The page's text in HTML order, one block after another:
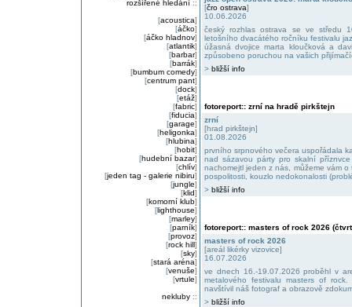
rozšířené hledání::
[acoustica]
[áčko]
[áčko hladnov]
[atlantik]
[barbar]
[barrák]
[bumbum comedy]
[centrum pant]
[dock]
[etáž]
[fabric]
[fiducia]
[garage]
[heligonka]
[hlubina]
[hobit]
[hudební bazar]
[chlív]
[jeden tag - galerie nibiru]
[jungle]
[klid]
[komorní klub]
[lighthouse]
[marley]
[parník]
[provoz]
[rock hill]
[sky]
[stará aréna]
[venuše]
[vrtule]
nekluby::
[čro ostrava]
10.06.2026
český rozhlas ostrava se ve středu
letošního dvacátého ročníku festivalu
úžasná dvojice marta kloučková a
způsobeno poruchou na vašich
> bližší info
fotoreport:: zrní na hradě pirkštejn
zrní
[hrad pirkštejn]
01.08.2026
prvního srpnového večera uspořádala
nad sázavou párty pro skalní
nachomejtl jeden z nás, můžeme vám
pospolitosti, kouzlo nedokonalosti
> bližší info
fotoreport:: masters of rock 2026
masters of rock 2026
[areál likérky vizovice]
16.07.2026
ve dnech 16.-19.07.2026 proběhl v
metalového festivalu masters of
navštívil náš fotograf a obrazově
> bližší info